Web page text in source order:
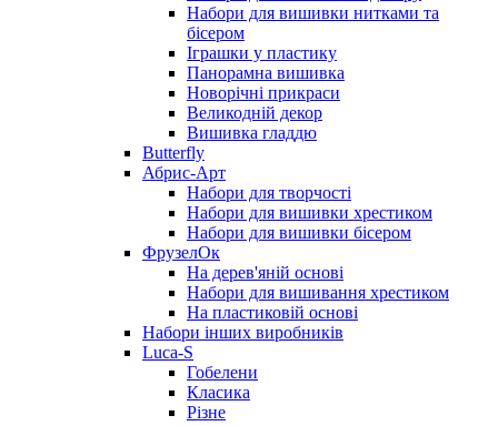
Набори для вишивки нитками та
бісером
Іграшки у пластику
Панорамна вишивка
Новорічні прикраси
Великодній декор
Вишивка гладдю
Butterfly
Абрис-Арт
Набори для творчості
Набори для вишивки хрестиком
Набори для вишивки бісером
ФрузелОк
На дерев'яній основі
Набори для вишивання хрестиком
На пластиковій основі
Набори інших виробників
Luca-S
Гобелени
Класика
Різне